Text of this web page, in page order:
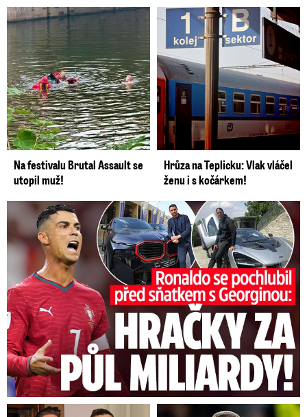
Na festivalu Brutal Assault se
utopil muž!
Hrůza na Teplicku: Vlak vláčel
ženu i s kočárkem!
Ronaldo se pochlubil před sňatkem: Hračky za půl miliardy!